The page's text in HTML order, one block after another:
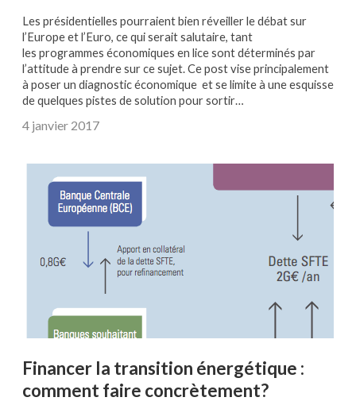
Les présidentielles pourraient bien réveiller le débat sur
l’Europe et l’Euro, ce qui serait salutaire, tant
les programmes économiques en lice sont déterminés par
l’attitude à prendre sur ce sujet. Ce post vise principalement
à poser un diagnostic économique et se limite à une esquisse
de quelques pistes de solution pour sortir…
4 janvier 2017
Financer la transition énergétique :
comment faire concrètement?